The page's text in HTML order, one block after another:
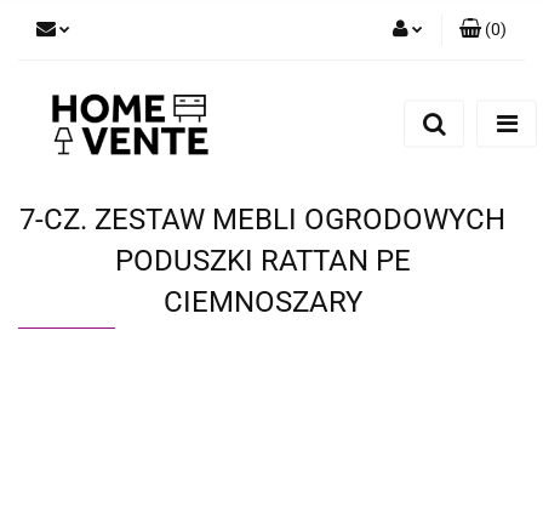
(0)
7-CZ. ZESTAW MEBLI OGRODOWYCH
PODUSZKI RATTAN PE
CIEMNOSZARY